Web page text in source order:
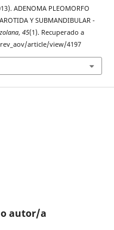
ADENOMA PLEOMORFO
Y SUBMANDIBULAR -
, 45(1). Recuperado a
article/view/4197
autor/a